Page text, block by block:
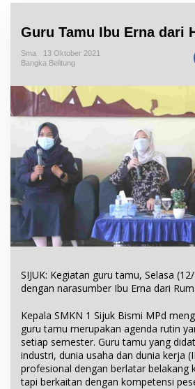
Guru Tamu Ibu Erna dari
Sma
13 Oktober 2021
Bangka Belitung
SIJUK: Kegiatan guru tamu, Selasa
dengan narasumber Ibu Erna dari
Kepala SMKN 1 Sijuk Bismi MPd
guru tamu merupakan agenda rutin
setiap semester. Guru tamu yang
industri, dunia usaha dan dunia kerja
profesional dengan berlatar belakang
tapi berkaitan dengan kompetensi